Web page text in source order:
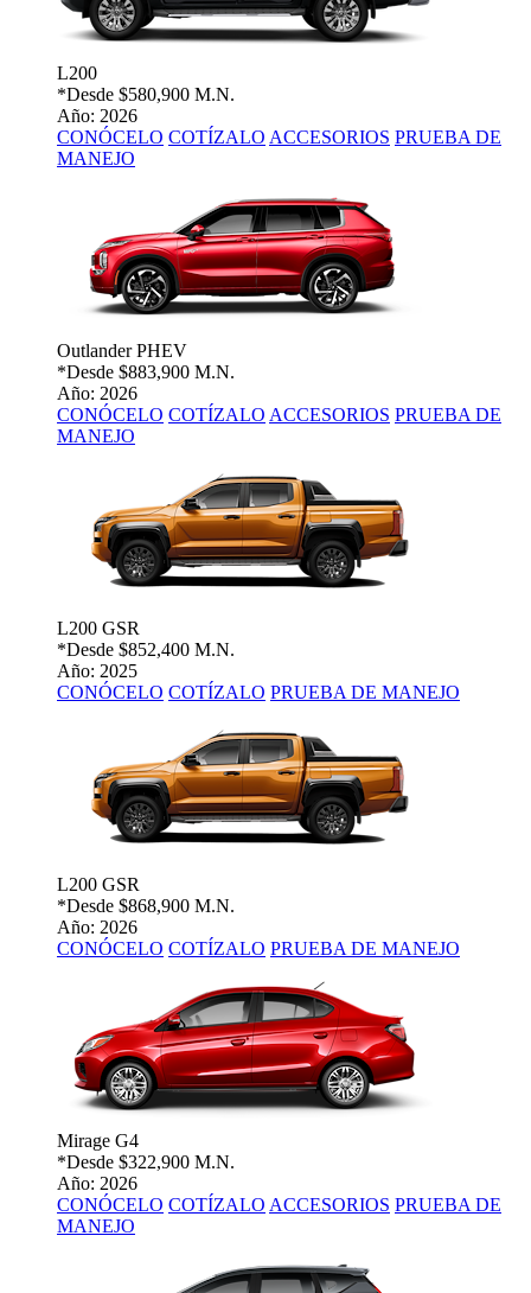
L200
*Desde $580,900 M.N.
Año: 2026
CONÓCELO COTÍZALO ACCESORIOS PRUEBA DE
MANEJO
Outlander PHEV
*Desde $883,900 M.N.
Año: 2026
CONÓCELO COTÍZALO ACCESORIOS PRUEBA DE
MANEJO
L200 GSR
*Desde $852,400 M.N.
Año: 2025
CONÓCELO COTÍZALO PRUEBA DE MANEJO
L200 GSR
*Desde $868,900 M.N.
Año: 2026
CONÓCELO COTÍZALO PRUEBA DE MANEJO
Mirage G4
*Desde $322,900 M.N.
Año: 2026
CONÓCELO COTÍZALO ACCESORIOS PRUEBA DE
MANEJO